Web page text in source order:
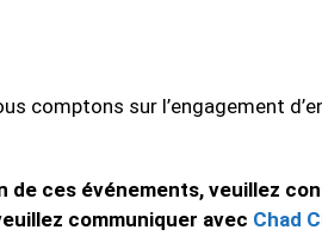
comptons sur l’engagement
de ces événements, veuillez
communiquer avec Chad